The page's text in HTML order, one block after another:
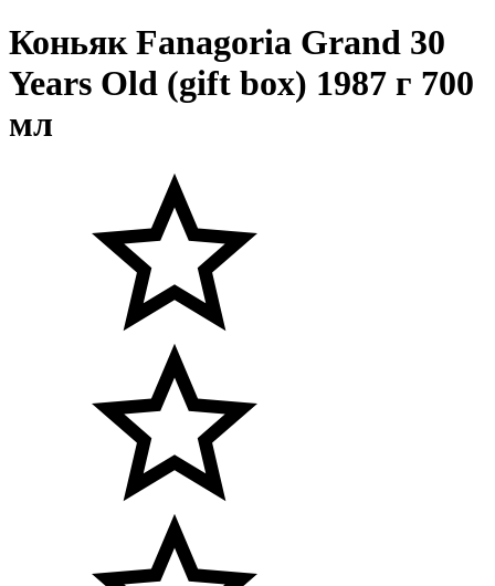
Коньяк Fanagoria Grand 30
Years Old (gift box) 1987 г 700
мл